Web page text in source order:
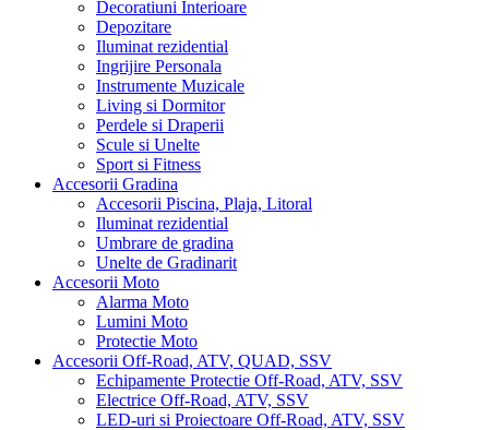
Decoratiuni Interioare
Depozitare
Iluminat rezidential
Ingrijire Personala
Instrumente Muzicale
Living si Dormitor
Perdele si Draperii
Scule si Unelte
Sport si Fitness
Accesorii Gradina
Accesorii Piscina, Plaja, Litoral
Iluminat rezidential
Umbrare de gradina
Unelte de Gradinarit
Accesorii Moto
Alarma Moto
Lumini Moto
Protectie Moto
Accesorii Off-Road, ATV, QUAD, SSV
Echipamente Protectie Off-Road, ATV, SSV
Electrice Off-Road, ATV, SSV
LED-uri si Proiectoare Off-Road, ATV, SSV